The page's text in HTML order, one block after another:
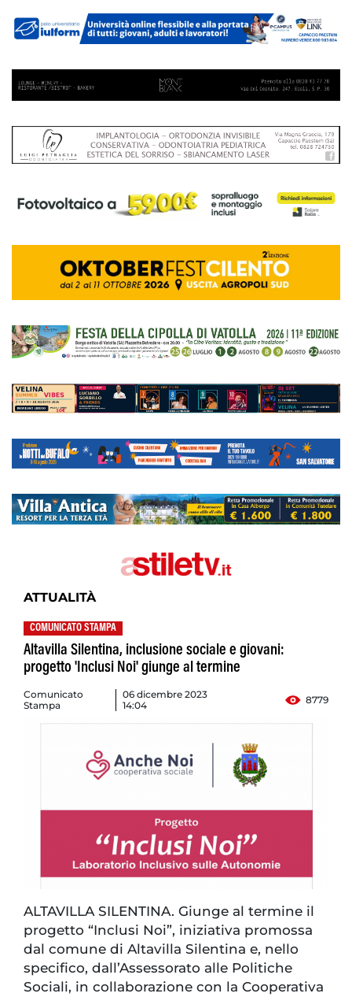
ATTUALITÀ
COMUNICATO STAMPA
Altavilla Silentina, inclusione sociale e giovani:
progetto 'Inclusi Noi' giunge al termine
Comunicato
Stampa
06 dicembre 2023
14:04
8779
ALTAVILLA SILENTINA. Giunge al termine il
progetto “Inclusi Noi”, iniziativa promossa
dal comune di Altavilla Silentina e, nello
specifico, dall’Assessorato alle Politiche
Sociali, in collaborazione con la Cooperativa